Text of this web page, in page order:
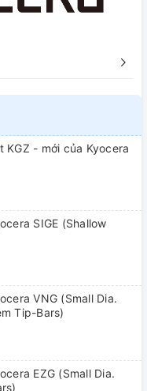
- mới của Kyocera
SIGE (Shallow
VNG (Small Dia.
Tip-Bars)
EZG (Small Dia.